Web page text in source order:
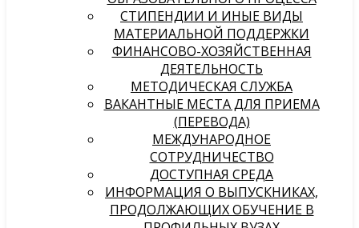
СТИПЕНДИИ И ИНЫЕ ВИДЫ
МАТЕРИАЛЬНОЙ ПОДДЕРЖКИ
ФИНАНСОВО-ХОЗЯЙСТВЕННАЯ
ДЕЯТЕЛЬНОСТЬ
МЕТОДИЧЕСКАЯ СЛУЖБА
ВАКАНТНЫЕ МЕСТА ДЛЯ ПРИЕМА
(ПЕРЕВОДА)
МЕЖДУНАРОДНОЕ
СОТРУДНИЧЕСТВО
ДОСТУПНАЯ СРЕДА
ИНФОРМАЦИЯ О ВЫПУСКНИКАХ,
ПРОДОЛЖАЮЩИХ ОБУЧЕНИЕ В